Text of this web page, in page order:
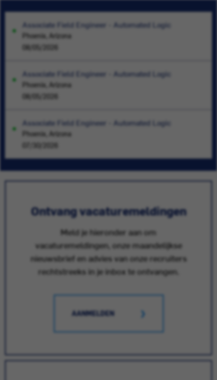
Associate Field Engineer - Automated Logic
Phoenix, Arizona
08/05/2026
Associate Field Engineer - Automated Logic
Phoenix, Arizona
08/05/2026
Associate Field Engineer - Automated Logic
Phoenix, Arizona
Ontvang vacaturemeldingen
Meld je hieronder aan om
vacaturemeldingen, onze maandelijkse
nieuwsbrief en advies van onze recruiters
rechtstreeks in je inbox te ontvangen.
AANMELDEN